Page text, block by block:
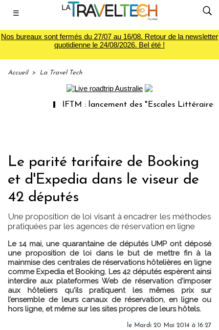
☰
Nos bureaux sont fermés du 27/07 au 16/08. Retour de la newsletter
quotidienne le 24/08/2026. Bel été !
Accueil > La Travel Tech
IFTM : lancement des "Escales Littéraires", la
Le parité tarifaire de Booking
et d'Expedia dans le viseur de
42 députés
Une proposition de loi visant à encadrer les méthodes
pratiquées par les agences de réservation en ligne
Le 14 mai, une quarantaine de députés UMP ont déposé
une proposition de loi dans le but de mettre fin à la
mainmise des centrales de réservations hôtelières en ligne
comme Expedia et Booking. Les 42 députés espèrent ainsi
interdire aux plateformes Web de réservation d'imposer
aux hôteliers qu'ils pratiquent les mêmes prix sur
l’ensemble de leurs canaux de réservation, en ligne ou
hors ligne, et même sur les sites propres de leurs hôtels.
le Mardi 20 Mai 2014 à 16:27